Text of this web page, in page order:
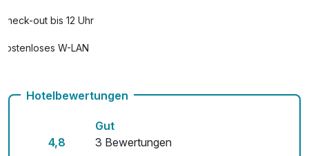
Check-out bis 12 Uhr
Kostenloses W-LAN
Hotelbewertungen
4,8
Gut
3 Bewertungen